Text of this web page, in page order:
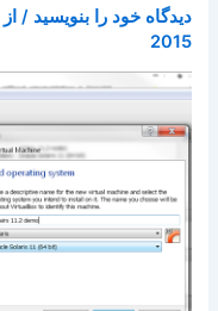
دیدگاه‌ خود را بنویسید / از
2015